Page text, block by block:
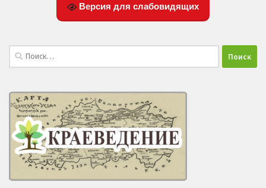
Версия для слабовидящих
Найти: